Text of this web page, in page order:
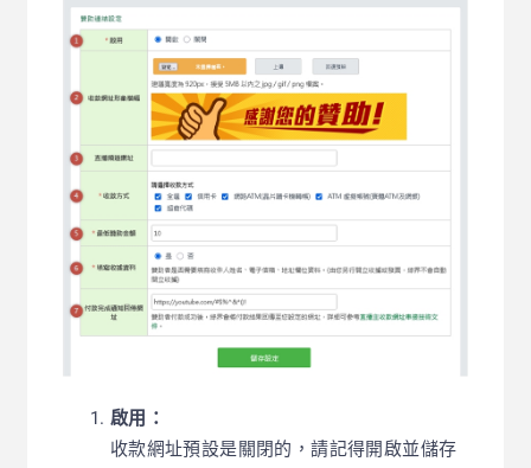
啟用：
收款網址預設是關閉的，請記得開啟並儲存